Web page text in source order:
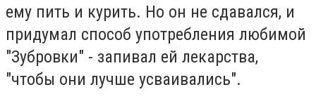
ему пить и курить. Но он не сдавался, и
придумал способ употребления любимой
"Зубровки" - запивал ей лекарства,
"чтобы они лучше усваивались".